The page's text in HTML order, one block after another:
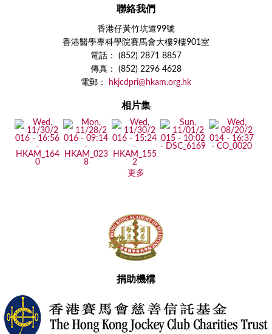
聯絡我們
香港仔黃竹坑道99號
香港醫學專科學院賽馬會大樓9樓901室
電話： (852) 2871 8857
傳真： (852) 2296 4628
電郵：
hkjcdpri@hkam.org.hk
相片集
更多
捐助機構